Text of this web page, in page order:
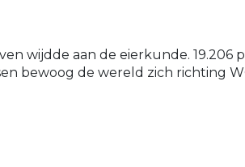
wijdde aan de eierkunde. 19.206
bewoog de wereld zich richting